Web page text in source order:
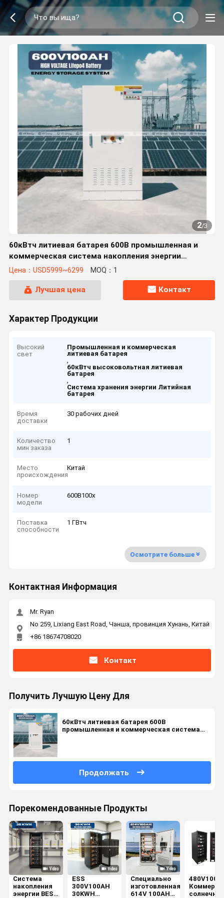
2/3
60кВтч литиевая батарея 600В промышленная и
коммерческая система накопления энергии
высоковольтная батарея
Цена：USD5999~6299 MOQ：1
Лучшая цена Контакт
Характер Продукции
Высокий
свет
Промышленная и коммерческая
литиевая батарея
,
60кВтч высоковольтная литиевая
батарея
,
Система хранения энергии Литийная
батарея
Время
доставки
30 рабочих дней
Количество
мин заказа
1
Место
происхождения
Китай
Номер
модели
600В100х
Поставка
способности
1 ГВтч
Осмотрите больше
Контактная Информация
Mr. Ryan
No 259, Lixiang East Road, Чанша, провинция Хунань, Китай
+86 18674708020
Контакт
Получить Лучшую Цену Для
60кВтч литиевая батарея 600В
промышленная и коммерческая система
Продолжать
Порекомендованные Продукты
Система
накопления
энергии BESS
ESS
300V100AH ​​
30KWH
Специально
изготовленная
614V 100AH